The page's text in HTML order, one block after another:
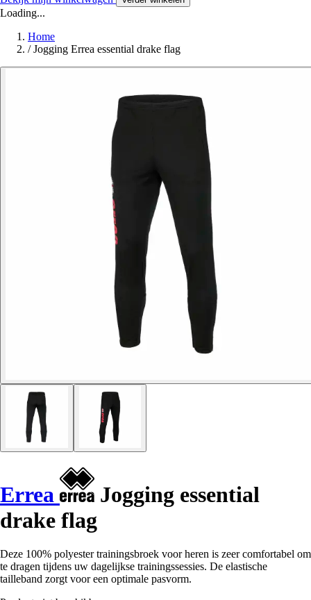
Loading...
Home
/ Jogging Errea essential drake flag
Errea
Jogging essential
drake flag
Deze 100% polyester trainingsbroek voor heren is zeer comfortabel om
te dragen tijdens uw dagelijkse trainingssessies. De elastische
tailleband zorgt voor een optimale pasvorm.